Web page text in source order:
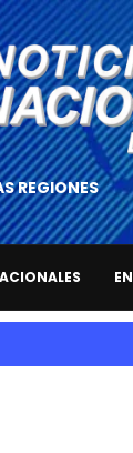
REGIONES